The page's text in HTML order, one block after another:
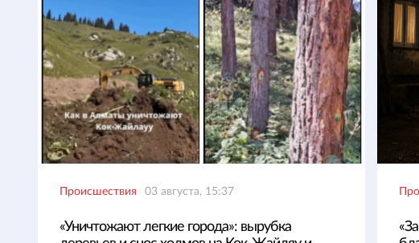
Происшествия 03 августа, 15:37
«Уничтожают легкие города»: вырубка